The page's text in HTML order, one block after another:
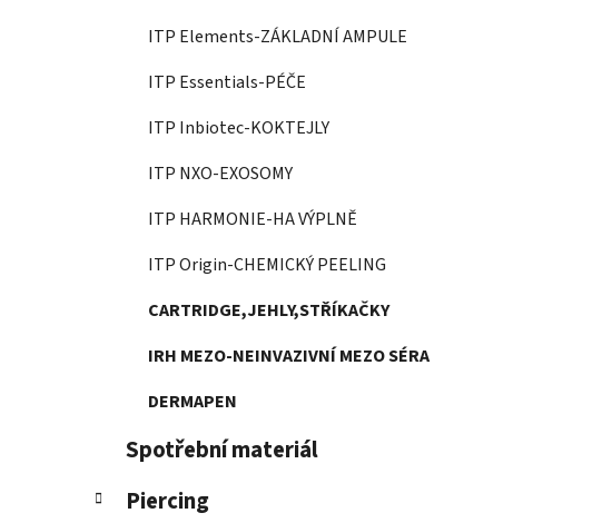
ITP Elements-ZÁKLADNÍ AMPULE
ITP Essentials-PÉČE
ITP Inbiotec-KOKTEJLY
ITP NXO-EXOSOMY
ITP HARMONIE-HA VÝPLNĚ
ITP Origin-CHEMICKÝ PEELING
CARTRIDGE,JEHLY,STŘÍKAČKY
IRH MEZO-NEINVAZIVNÍ MEZO SÉRA
DERMAPEN
Spotřební materiál
Piercing